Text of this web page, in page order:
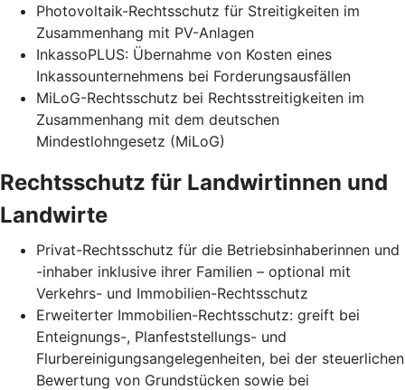
Photovoltaik-Rechtsschutz für Streitigkeiten im
Zusammenhang mit PV-Anlagen
InkassoPLUS: Übernahme von Kosten eines
Inkassounternehmens bei Forderungsausfällen
MiLoG-Rechtsschutz bei Rechtsstreitigkeiten im
Zusammenhang mit dem deutschen
Mindestlohngesetz (MiLoG)
Rechtsschutz für Landwirtinnen und
Landwirte
Privat-Rechtsschutz für die Betriebsinhaberinnen und
-inhaber inklusive ihrer Familien – optional mit
Verkehrs- und Immobilien-Rechtsschutz
Erweiterter Immobilien-Rechtsschutz: greift bei
Enteignungs-, Planfeststellungs- und
Flurbereinigungsangelegenheiten, bei der steuerlichen
Bewertung von Grundstücken sowie bei